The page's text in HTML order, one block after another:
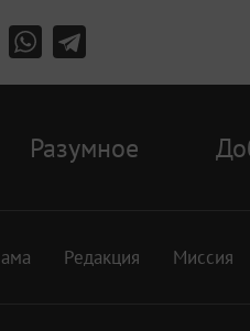
Разумное
Редакция Миссия